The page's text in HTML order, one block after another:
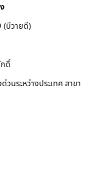
(บีวายดี)
ดิ์
นระหว่างประเทศ สาขา